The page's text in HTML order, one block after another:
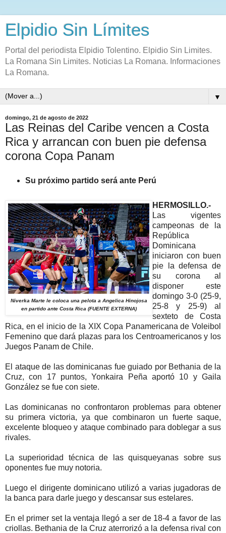
Elpidio Sin Límites
Portal del periodista Elpidio Tolentino. Elpidio Sin Limites.
La Romana Sin Limites. Noticias La Romana. Informaciones
La Romana.
▼
domingo, 21 de agosto de 2022
Las Reinas del Caribe vencen a Costa
Rica y arrancan con buen pie defensa
corona Copa Panam
Su próximo partido será ante Perú
Niverka Marte le coloca una pelota a Angelica Hinojosa
en partido ante Costa Rica (FUENTE EXTERNA)
HERMOSILLO.-
Las vigentes
campeonas de la
República
Dominicana
iniciaron con buen
pie la defensa de
su corona al
disponer este
domingo 3-0 (25-9,
25-8 y 25-9) al
sexteto de Costa
Rica, en el inicio de la XIX Copa Panamericana de Voleibol
Femenino que dará plazas para los Centroamericanos y los
Juegos Panam de Chile.
El ataque de las dominicanas fue guiado por Bethania de la
Cruz, con 17 puntos, Yonkaira Peña aportó 10 y Gaila
González se fue con siete.
Las dominicanas no confrontaron problemas para obtener
su primera victoria, ya que combinaron un fuerte saque,
excelente bloqueo y ataque combinado para doblegar a sus
rivales.
La superioridad técnica de las quisqueyanas sobre sus
oponentes fue muy notoria.
Luego el dirigente dominicano utilizó a varias jugadoras de
la banca para darle juego y descansar sus estelares.
En el primer set la ventaja llegó a ser de 18-4 a favor de las
criollas. Bethania de la Cruz aterrorizó a la defensa rival con